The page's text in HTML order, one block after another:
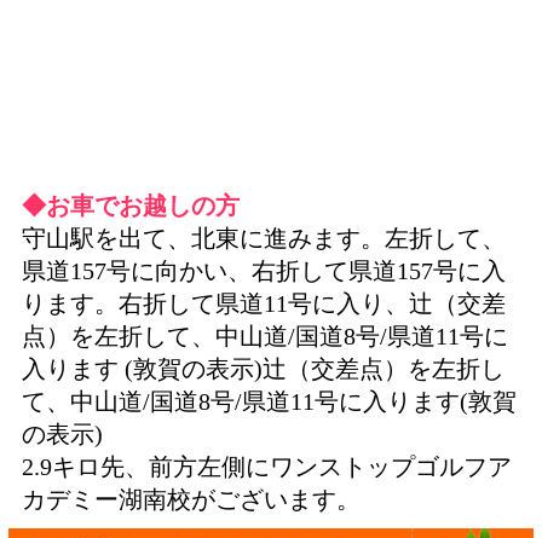
◆お車でお越しの方
守山駅を出て、北東に進みます。左折して、
県道157号に向かい、右折して県道157号に入
ります。右折して県道11号に入り、辻（交差
点）を左折して、中山道/国道8号/県道11号に
入ります (敦賀の表示)辻（交差点）を左折し
て、中山道/国道8号/県道11号に入ります(敦賀
の表示)
2.9キロ先、前方左側にワンストップゴルフア
カデミー湖南校がございます。